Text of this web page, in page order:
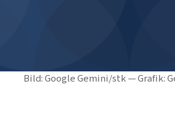
Bild: Google Gemini/stk — Grafik: